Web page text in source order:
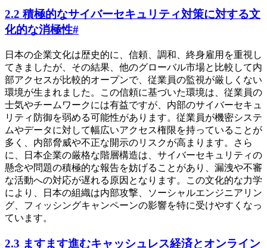
2.2 積極的なサイバーセキュリティ対策に対する文
化的な消極性#
日本の企業文化は歴史的に、信頼、調和、終身雇用を重視し
てきましたが、その結果、他のグローバル市場と比較して内
部アクセスが比較的オープンで、従業員の監視が厳しくない
環境が生まれました。この信頼に基づいた環境は、従業員の
士気やチームワークには有益ですが、内部のサイバーセキュ
リティ防御を弱める可能性があります。従業員が機密システ
ムやデータに対して幅広いアクセス権限を持っていることが
多く、内部脅威や不正な開示のリスクが高まります。さら
に、日本企業の厳格な階層構造は、サイバーセキュリティの
懸念や問題の積極的な報告を妨げることがあり、漏洩や不審
な活動への対応が遅れる原因となります。この文化的な力学
により、日本の組織は内部攻撃、ソーシャルエンジニアリン
グ、フィッシングキャンペーンの影響を特に受けやすくなっ
ています。
2.3 ますます進むキャッシュレス経済とオンライン